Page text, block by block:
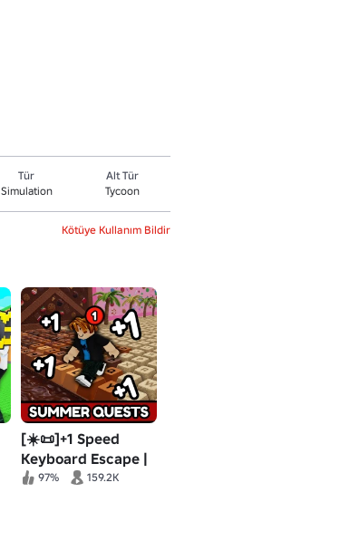
Tür
Simulation
Alt Tür
Tycoon
Kötüye Kullanım Bildir
[☀️📜]+1 Speed
Keyboard Escape |
Candy & Chocolate
97% 159.2K